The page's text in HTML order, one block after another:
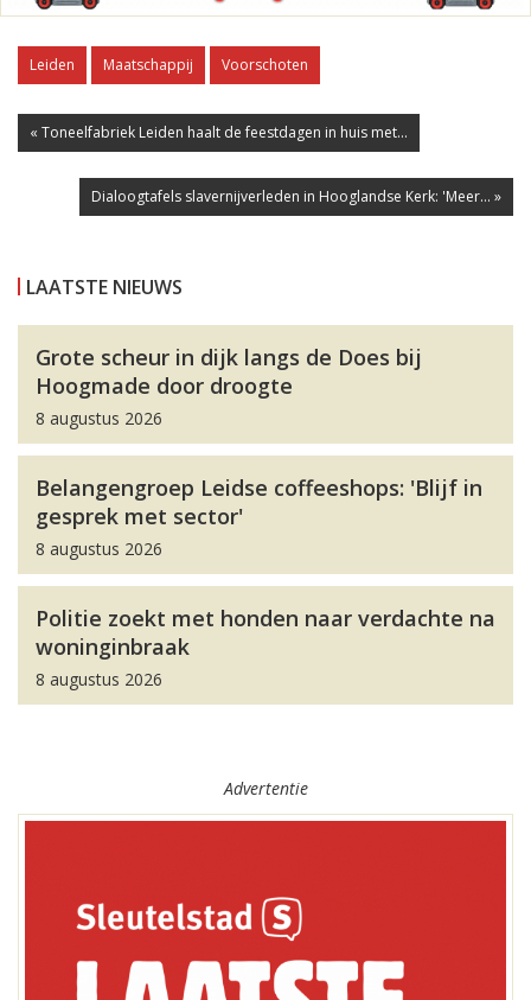
Leiden Maatschappij Voorschoten
« Toneelfabriek Leiden haalt de feestdagen in huis met...
Dialoogtafels slavernijverleden in Hooglandse Kerk: 'Meer... »
LAATSTE NIEUWS
Grote scheur in dijk langs de Does bij
Hoogmade door droogte
8 augustus 2026
Belangengroep Leidse coffeeshops: 'Blijf in
gesprek met sector'
8 augustus 2026
Politie zoekt met honden naar verdachte na
woninginbraak
8 augustus 2026
Advertentie